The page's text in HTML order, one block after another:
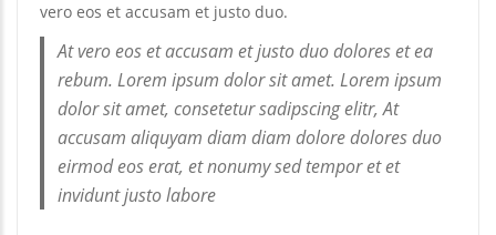
vero eos et accusam et justo duo.
At vero eos et accusam et justo duo dolores et ea
rebum. Lorem ipsum dolor sit amet. Lorem ipsum
dolor sit amet, consetetur sadipscing elitr, At
accusam aliquyam diam diam dolore dolores duo
eirmod eos erat, et nonumy sed tempor et et
invidunt justo labore